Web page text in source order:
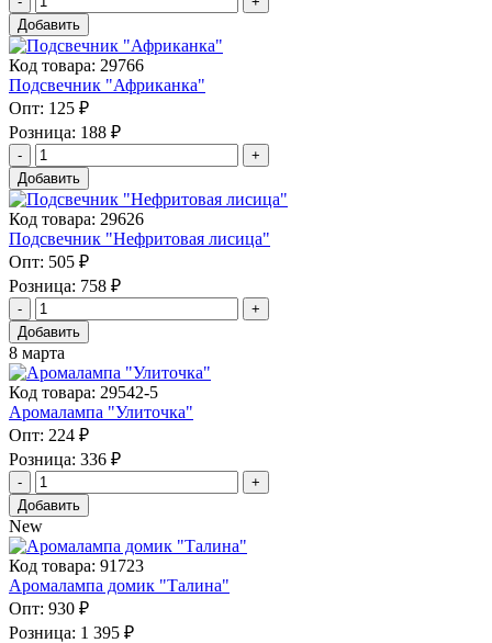
Добавить
Код товара: 29766
Подсвечник "Африканка"
Опт: 125 ₽
Розница: 188 ₽
Добавить
Код товара: 29626
Подсвечник "Нефритовая лисица"
Опт: 505 ₽
Розница: 758 ₽
Добавить
8 марта
Код товара: 29542-5
Аромалампа "Улиточка"
Опт: 224 ₽
Розница: 336 ₽
Добавить
New
Код товара: 91723
Аромалампа домик "Талина"
Опт: 930 ₽
Розница: 1 395 ₽